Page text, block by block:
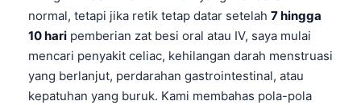
normal, tetapi jika retik tetap datar setelah 7 hingga
10 hari pemberian zat besi oral atau IV, saya mulai
mencari penyakit celiac, kehilangan darah menstruasi
yang berlanjut, perdarahan gastrointestinal, atau
kepatuhan yang buruk. Kami membahas pola-pola